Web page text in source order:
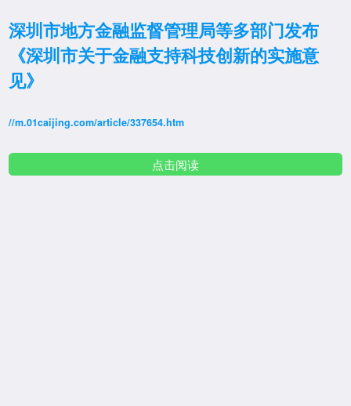
深圳市地方金融监督管理局等多部门发布
《深圳市关于金融支持科技创新的实施意
见》
//m.01caijing.com/article/337654.htm
点击阅读